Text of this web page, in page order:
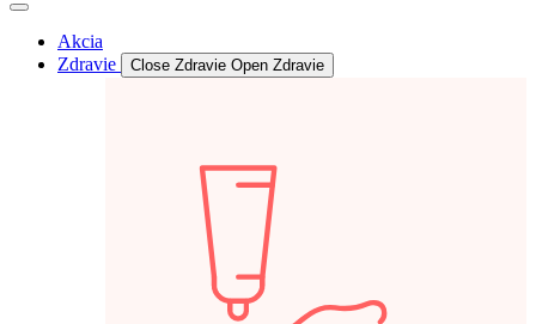
Akcia
Zdravie
Close Zdravie Open Zdravie